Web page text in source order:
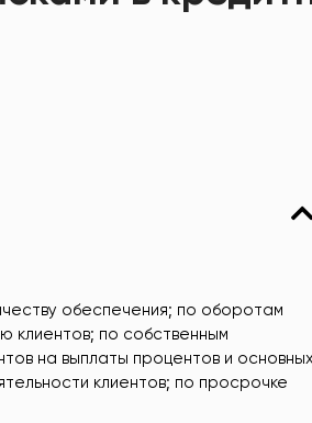
обеспечения; по оборотам
клиентов; по собственным
на выплаты процентов и
клиентов; по просрочке